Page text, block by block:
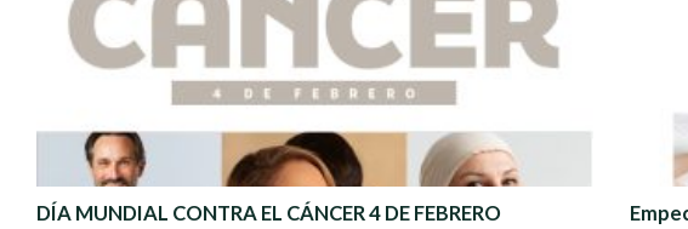
DÍA MUNDIAL CONTRA EL CÁNCER 4 DE FEBRERO